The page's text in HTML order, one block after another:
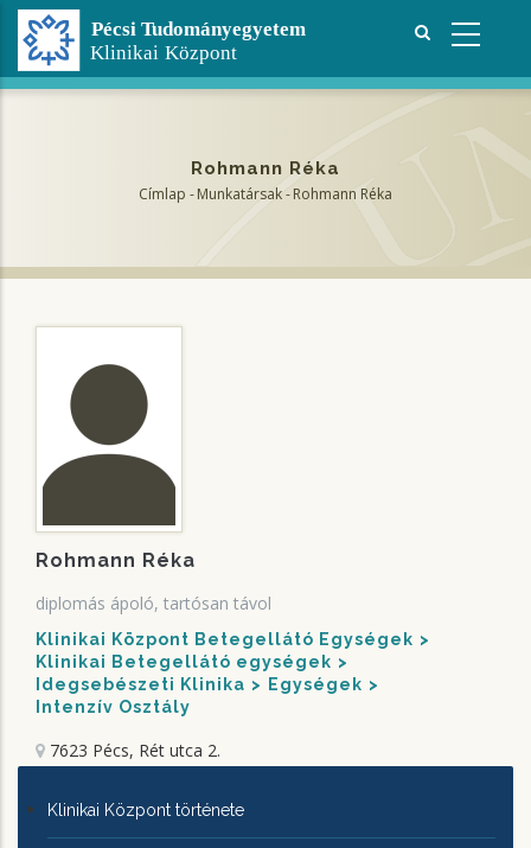
Ugrás
tartalomra
Rohmann Réka
Címlap -Munkatársak-Rohmann Réka
Rohmann Réka
diplomás ápoló, tartósan távol
Klinikai Központ Betegellátó Egységek
Klinikai Betegellátó egységek
Idegsebészeti Klinika
Egységek
Intenzív Osztály
7623 Pécs, Rét utca 2.
KLINIKAI
KÖZPONTRÓL
Klinikai Központ története